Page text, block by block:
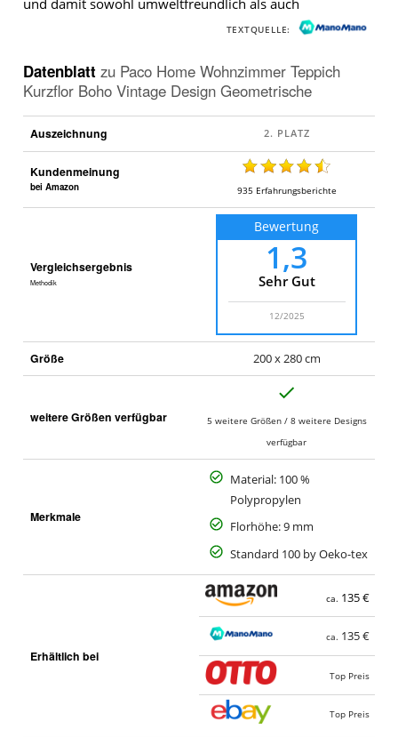
und damit sowohl umweltfreundlich als auch
TEXTQUELLE:
Datenblatt zu Paco Home Wohnzimmer Teppich
Kurzflor Boho Vintage Design Geometrische
Auszeichnung
Kundenmeinung
bei Amazon 935 Erfahrungsberichte
Vergleichsergebnis
Methodik
Bewertung
1,3
Sehr Gut
12/2025
Größe 200 x 280 cm
weitere Größen verfügbar
5 weitere Größen / 8 weitere Designs
verfügbar
Merkmale
Material: 100 %
Polypropylen
Florhöhe: 9 mm
Standard 100 by Oeko-tex
Erhältlich bei
ca. 135 €
ca. 135 €
Top Preis
Top Preis